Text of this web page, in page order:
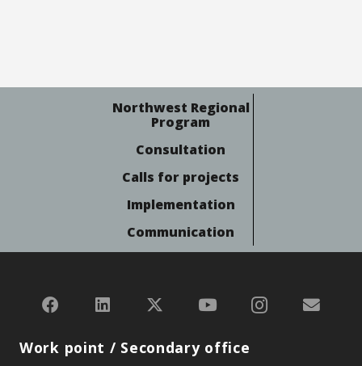
Northwest Regional
Program
Consultation
Calls for projects
Implementation
Communication
Work point / Secondary office